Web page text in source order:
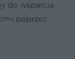
do wsparcia
poprzez